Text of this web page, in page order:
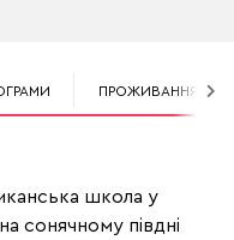
ПРОЖИВАННЯ
школа у
сонячному півдні